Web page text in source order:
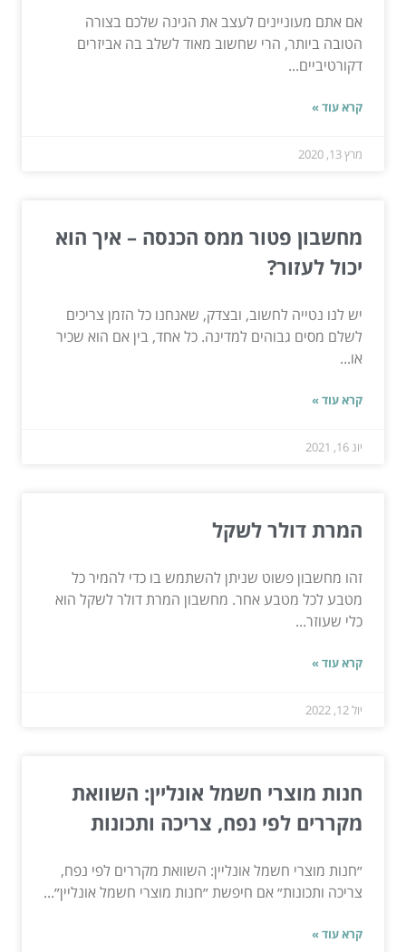
אם אתם מעוניינים לעצב את הגינה שלכם בצורה
הטובה ביותר, הרי שחשוב מאוד לשלב בה אביזרים
דקורטיביים...
קרא עוד »
מרץ 13, 2020
מחשבון פטור ממס הכנסה – איך הוא
יכול לעזור?
יש לנו נטייה לחשוב, ובצדק, שאנחנו כל הזמן צריכים
לשלם מסים גבוהים למדינה. כל אחד, בין אם הוא שכיר
או...
קרא עוד »
יונ 16, 2021
המרת דולר לשקל
זהו מחשבון פשוט שניתן להשתמש בו כדי להמיר כל
מטבע לכל מטבע אחר. מחשבון המרת דולר לשקל הוא
כלי שעוזר...
קרא עוד »
יול 12, 2022
חנות מוצרי חשמל אונליין: השוואת
מקררים לפי נפח, צריכה ותכונות
״חנות מוצרי חשמל אונליין: השוואת מקררים לפי נפח,
צריכה ותכונות״ אם חיפשת ״חנות מוצרי חשמל אונליין״...
קרא עוד »